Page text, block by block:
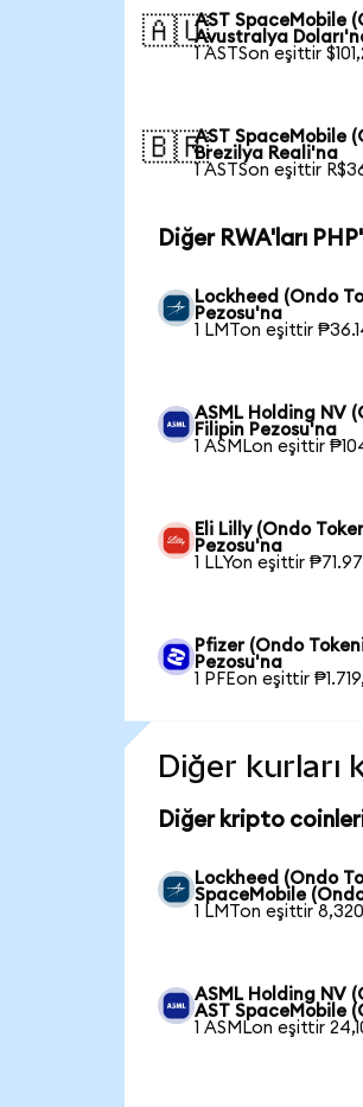
🇦🇺AST SpaceMobile
Avustralya
1 ASTSon eşittir
🇧🇷AST SpaceMobile
Brezilya Reali'na
1 ASTSon eşittir
Diğer RWA'ları
Lockheed (Ondo
Pezosu'na
1 LMTon eşittir
ASML Holding NV
Filipin Pezosu'na
1 ASMLon eşittir
Eli Lilly (Ondo
Pezosu'na
1 LLYon eşittir
Pfizer (Ondo
Pezosu'na
1 PFEon eşittir
Diğer kurları
Diğer kripto
Lockheed (Ondo
SpaceMobile
1 LMTon eşittir
ASML Holding NV
AST SpaceMobile
1 ASMLon eşittir